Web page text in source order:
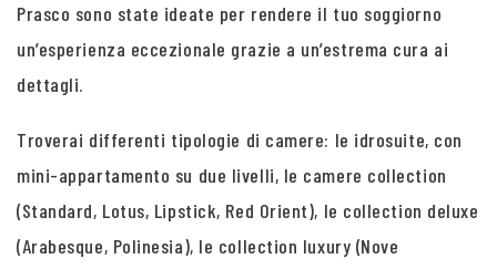
Prasco sono state ideate per rendere il tuo soggiorno
un’esperienza eccezionale grazie a un’estrema cura ai
dettagli.
Troverai differenti tipologie di camere: le idrosuite, con
mini-appartamento su due livelli, le camere collection
(Standard, Lotus, Lipstick, Red Orient), le collection deluxe
(Arabesque, Polinesia), le collection luxury (Nove